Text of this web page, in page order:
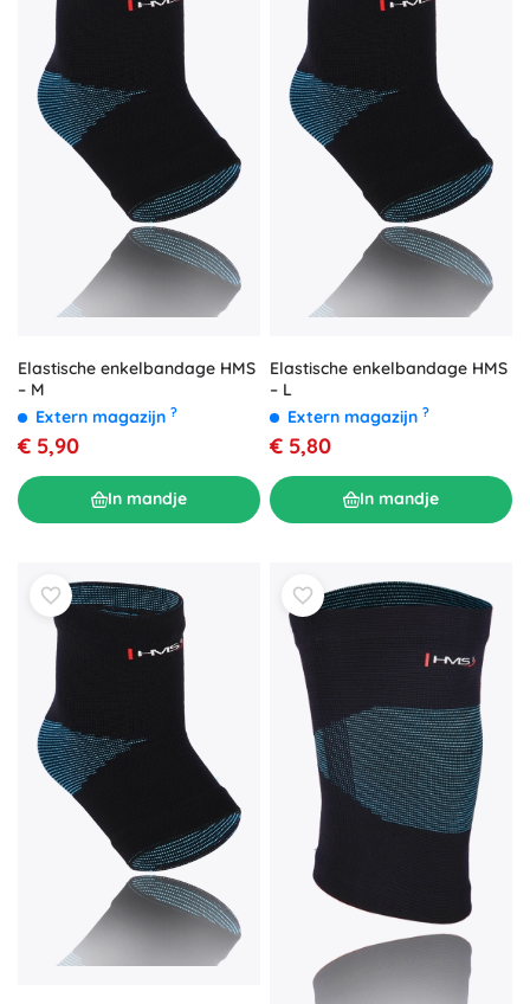
Elastische enkelbandage HMS
– M
Extern magazijn ?
€ 5,90
In mandje
Elastische enkelbandage HMS
– L
Extern magazijn ?
€ 5,80
In mandje